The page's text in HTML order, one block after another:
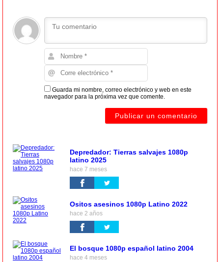
Guarda mi nombre, correo electrónico y web en este
navegador para la próxima vez que comente.
Depredador: Tierras salvajes 1080p
latino 2025
hace 7 meses
Ositos asesinos 1080p Latino 2022
hace 2 años
El bosque 1080p español latino 2004
hace 4 meses